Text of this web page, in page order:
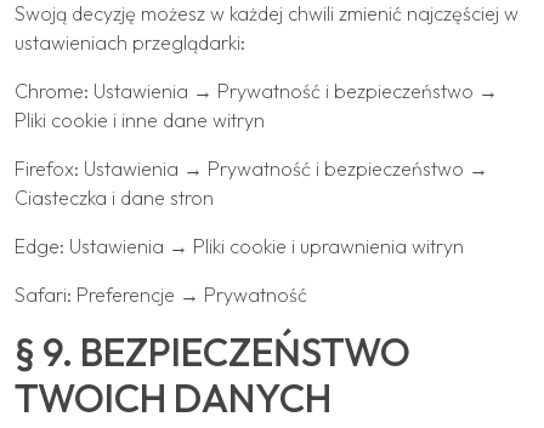
Swoją decyzję możesz w każdej chwili zmienić najczęściej w
ustawieniach przeglądarki:
Chrome: Ustawienia → Prywatność i bezpieczeństwo →
Pliki cookie i inne dane witryn
Firefox: Ustawienia → Prywatność i bezpieczeństwo →
Ciasteczka i dane stron
Edge: Ustawienia → Pliki cookie i uprawnienia witryn
Safari: Preferencje → Prywatność
§ 9. BEZPIECZEŃSTWO
TWOICH DANYCH